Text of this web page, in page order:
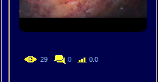
29 0 0.0